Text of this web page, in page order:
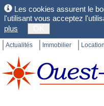
Les cookies assurent le
l'utilisant vous acceptez
plus
Actualités Immobilier